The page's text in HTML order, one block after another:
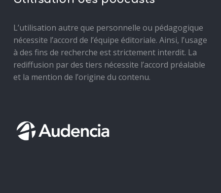
L’utilisation autre que personnelle ou pédagogique
nécessite l’accord de l’équipe éditoriale. Ainsi, l’usage
à des fins de recherche est strictement interdit. La
rediffusion par des tiers nécessite l’accord préalable
et la mention de l’origine du contenu.